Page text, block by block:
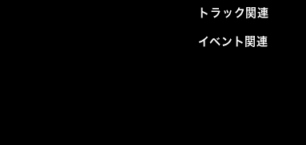
トラック関連
イベント関連